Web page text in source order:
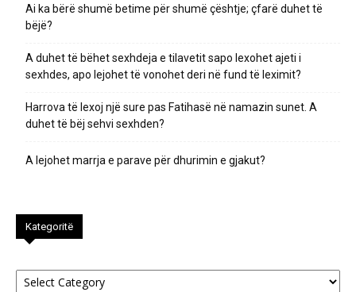
Ai ka bërë shumë betime për shumë çështje; çfarë duhet të
bëjë?
A duhet të bëhet sexhdeja e tilavetit sapo lexohet ajeti i
sexhdes, apo lejohet të vonohet deri në fund të leximit?
Harrova të lexoj një sure pas Fatihasë në namazin sunet. A
duhet të bëj sehvi sexhden?
A lejohet marrja e parave për dhurimin e gjakut?
Kategoritë
Kategoritë